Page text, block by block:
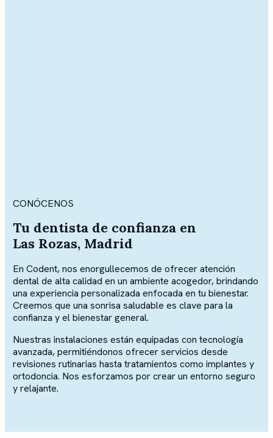
CONÓCENOS
Tu dentista de confianza en
Las Rozas, Madrid
En Codent, nos enorgullecemos de ofrecer atención
dental de alta calidad en un ambiente acogedor, brindando
una experiencia personalizada enfocada en tu bienestar.
Creemos que una sonrisa saludable es clave para la
confianza y el bienestar general.
Nuestras instalaciones están equipadas con tecnología
avanzada, permitiéndonos ofrecer servicios desde
revisiones rutinarias hasta tratamientos como implantes y
ortodoncia. Nos esforzamos por crear un entorno seguro
y relajante.